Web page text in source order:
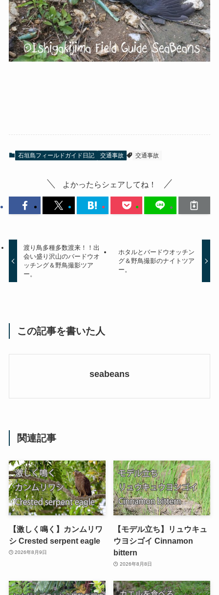
石垣島フィールドガイド日記 交通事故 交通事故
よかったらシェアしてね！
渡り鳥多種多数渡来！！出
会い盛り沢山のバードウオ
ッチング＆野鳥撮影ツア
ー。
ホタルとバードウオッチン
グ＆野鳥撮影のナイトツア
ー。
この記事を書いた人
seabeans
関連記事
【激しく鳴く】カンムリワ
シ Crested serpent eagle
2026年8月9日
【モデル立ち】リュウキュ
ウヨシゴイ Cinnamon
bittern
2026年8月8日